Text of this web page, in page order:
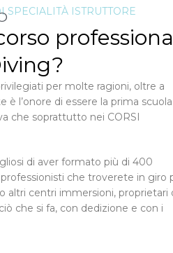
SPECIALITÀ ISTRUTTORE
per molte ragioni, oltre a
l’onore di essere la prima scuola
che soprattutto nei CORSI
di aver formato più di 400
che troverete in giro
altri centri immersioni, proprietari
che si fa, con dedizione e con i